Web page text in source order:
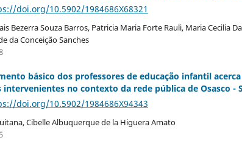
doi.org/10.5902/1984686X68321
Bezerra Souza Barros, Patricia Maria Forte Rauli, Maria Cecilia
da Conceição Sanches
básico dos professores de educação infantil
intervenientes no contexto da rede pública de Osasco -
doi.org/10.5902/1984686X94343
Cibelle Albuquerque de la Higuera Amato